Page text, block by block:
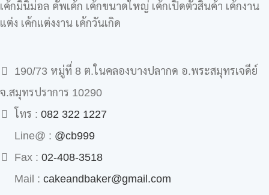
เค้กมินิม่อล คัพเค้ก เค้กขนาดใหญ่ เค้กเปิดตัวสินค้า เค้กงาน
แต่ง เค้กแต่งงาน เค้กวันเกิด
190/73 หมู่ที่ 8 ต.ในคลองบางปลากด อ.พระสมุทรเจดีย์
จ.สมุทรปราการ 10290
โทร : 082 322 1227
Line@ : @cb999
Fax : 02-408-3518
Mail : cakeandbaker@gmail.com